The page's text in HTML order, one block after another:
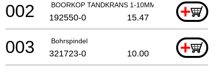
BOORKOP TANDKRANS 1-10MM +
002 192550-0 15.47
Bohrspindel +
003 321723-0 10.00